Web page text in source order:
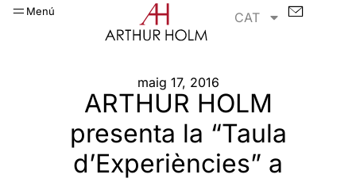
Menú CAT
maig 17, 2016
ARTHUR HOLM
presenta la “Taula
d’Experiències” a